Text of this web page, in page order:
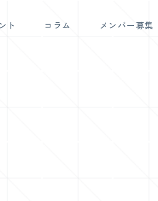
ト コラム メンバー募集